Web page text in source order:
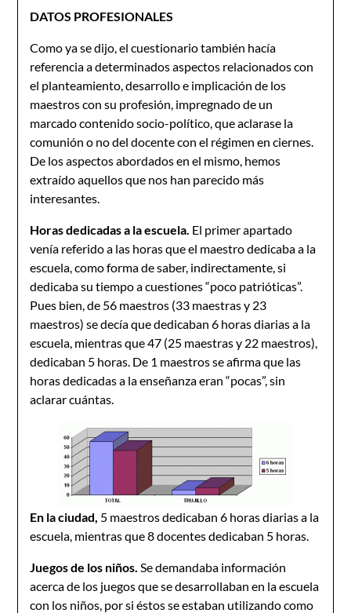
DATOS PROFESIONALES
Como ya se dijo, el cuestionario también hacía
referencia a determinados aspectos relacionados con
el planteamiento, desarrollo e implicación de los
maestros con su profesión, impregnado de un
marcado contenido socio-político, que aclarase la
comunión o no del docente con el régimen en ciernes.
De los aspectos abordados en el mismo, hemos
extraído aquellos que nos han parecido más
interesantes.
Horas dedicadas a la escuela. El primer apartado
venía referido a las horas que el maestro dedicaba a la
escuela, como forma de saber, indirectamente, si
dedicaba su tiempo a cuestiones “poco patrióticas”.
Pues bien, de 56 maestros (33 maestras y 23
maestros) se decía que dedicaban 6 horas diarias a la
escuela, mientras que 47 (25 maestras y 22 maestros),
dedicaban 5 horas. De 1 maestros se afirma que las
horas dedicadas a la enseñanza eran “pocas”, sin
aclarar cuántas.
En la ciudad, 5 maestros dedicaban 6 horas diarias a la
escuela, mientras que 8 docentes dedicaban 5 horas.
Juegos de los niños. Se demandaba información
acerca de los juegos que se desarrollaban en la escuela
con los niños, por si éstos se estaban utilizando como